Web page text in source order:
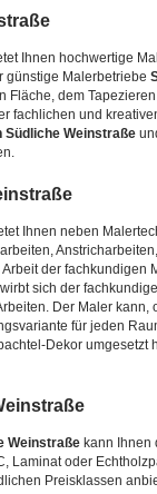
Ihnen hochwertige
günstige Malerbetriebe
Fläche, dem
fachlichen und
Südliche Weinstraße
Ihnen neben
der fachkundigen
sich der
Der Maler
für jeden
Dekor
Weinstraße kann Ihnen
Laminat oder
Preisklassen